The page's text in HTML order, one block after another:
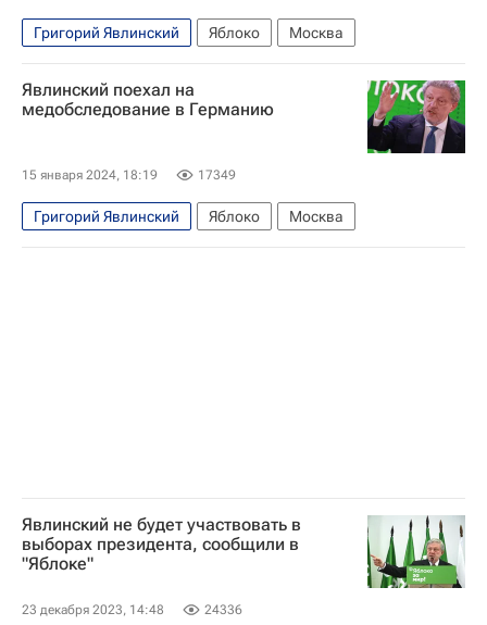
Григорий Явлинский Яблоко Москва
Явлинский поехал на
медобследование в Германию
15 января 2024, 18:19 17349
Григорий Явлинский Яблоко Москва
Явлинский не будет участвовать в
выборах президента, сообщили в
"Яблоке"
23 декабря 2023, 14:48 24336